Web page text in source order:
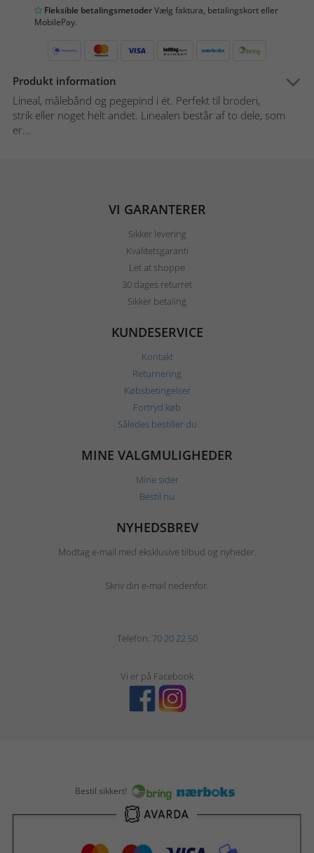
Fleksible betalingsmetoderVælg faktura, betalingskort eller
MobilePay.
Produkt information
Lineal, målebånd og pegepind i ét. Perfekt til broderi,
strik eller noget helt andet. Linealen består af to dele, som
er...
VI GARANTERER
Sikker levering
Kvalitetsgaranti
Let at shoppe
30 dages returret
Sikker betaling
KUNDESERVICE
Kontakt
Returnering
Købsbetingelser
Fortryd køb
Således bestiller du
MINE VALGMULIGHEDER
Mine sider
Bestil nu
NYHEDSBREV
Modtag e-mail med eksklusive tilbud og nyheder.
Skriv din e-mail nedenfor.
Telefon: 70 20 22 50
Vi er på Facebook
Bestil sikkert!